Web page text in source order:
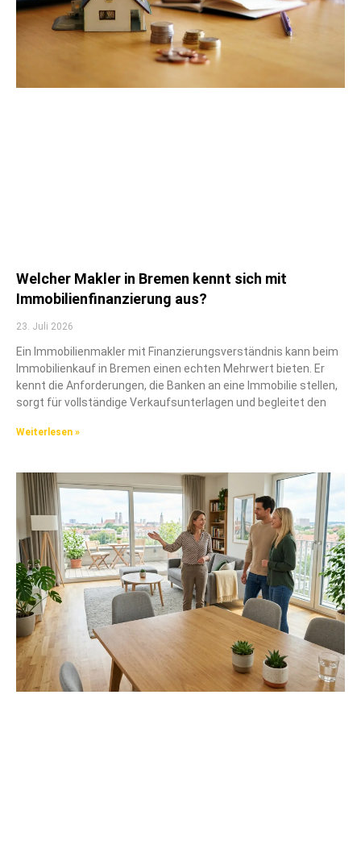
Welcher Makler in Bremen kennt sich mit
Immobilienfinanzierung aus?
23. Juli 2026
Ein Immobilienmakler mit Finanzierungsverständnis kann beim
Immobilienkauf in Bremen einen echten Mehrwert bieten. Er
kennt die Anforderungen, die Banken an eine Immobilie stellen,
sorgt für vollständige Verkaufsunterlagen und begleitet den
Weiterlesen »